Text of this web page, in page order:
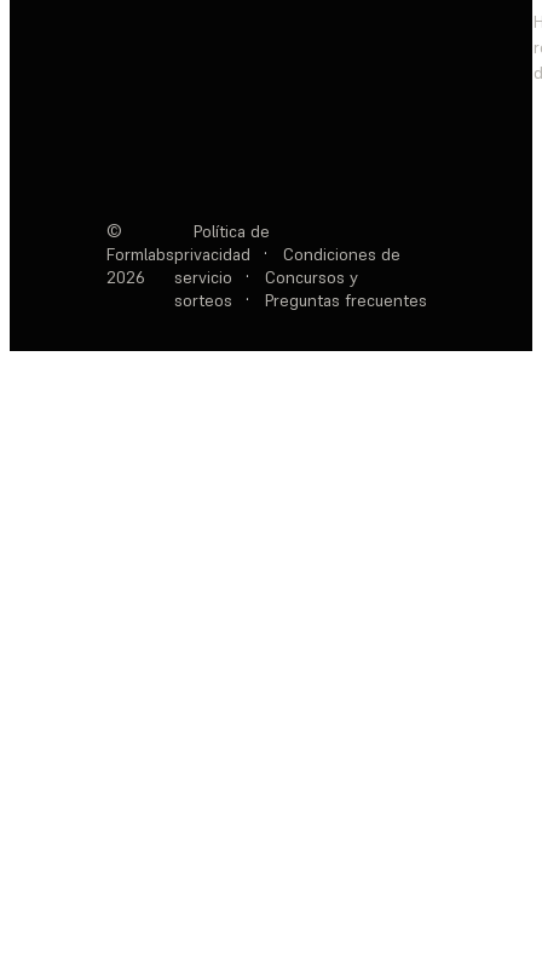
©
Formlabs
2026
Política de
privacidad
·
Condiciones de
servicio
·
Concursos y
sorteos
· Preguntas frecuentes